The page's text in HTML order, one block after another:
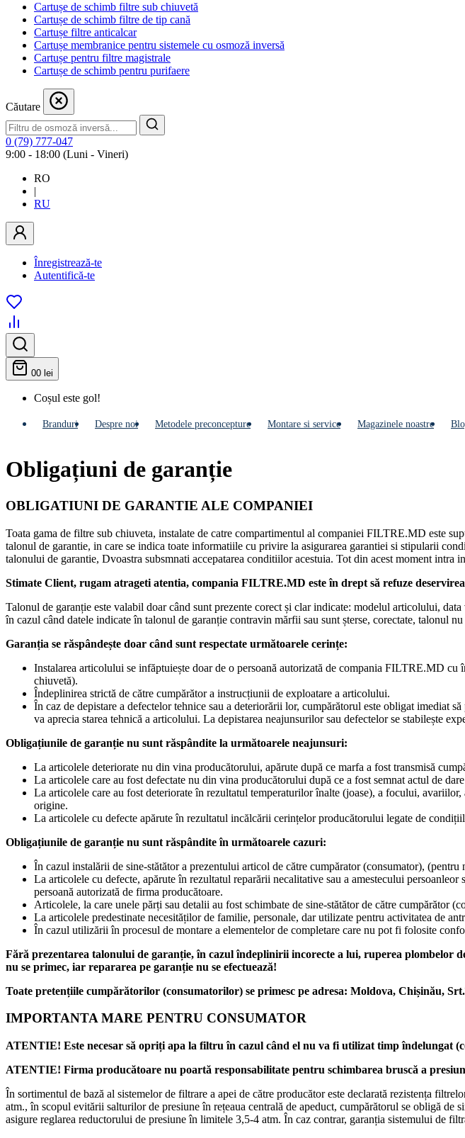
Cartușe de schimb filtre sub chiuvetă
Cartușe de schimb filtre de tip cană
Cartușe filtre anticalcar
Cartușe membranice pentru sistemele cu osmoză inversă
Cartușe pentru filtre magistrale
Cartușe de schimb pentru purifaere
Căutare
0 (79) 777-047
9:00 - 18:00 (Luni - Vineri)
RO
|
RU
Înregistrează-te
Autentifică-te
00 lei
Coșul este gol!
Branduri Despre noi Metodele preconcepture Montare si service Мagazinele noastre
Obligațiuni de garanție
OBLIGATIUNI DE GARANTIE ALE COMPANIEI
Toata gama de filtre sub chiuveta, instalate de catre compartimentul al companiei FILTRE.MD este
talonul de garantie, in care se indica toate informatiile cu privire la asigurarea garantiei si stipularii
talonului de garantie, Dvoastra subsmnati accepatarea conditiilor acestuia. Tot din acest moment intra
Stimate Client, rugam atrageti atentia, compania FILTRE.MD este în drept să refuze
Talonul de garanție este valabil doar când sunt prezente corect și clar indicate: modelul articolului,
în cazul când datele indicate în talonul de garanție contravin mărfii sau sunt șterse, corectate, talonul
Garanția se răspândește doar când sunt respectate următoarele cerințe:
Instalarea articolului se infăptuiește doar de o persoană autorizată de compania FILTRE.MD
chiuvetă).
Îndeplinirea strictă de către cumpărător a instrucțiunii de exploatare a articolului.
În caz de depistare a defectelor tehnice sau a deteriorării lor, cumpărătorul este obligat imediat
va aprecia starea tehnică a articolului. La depistarea neajunsurilor sau defectelor se stabilește
Obligațiunile de garanție nu sunt răspândite la următoarele neajunsuri:
La articolele deteriorate nu din vina producătorului, apărute după ce marfa a fost transmisă
La articolele care au fost defectate nu din vina producătorului după ce a fost semnat actul de
La articolele care au fost deteriorate în rezultatul temperaturilor înalte (joase), a focului,
origine.
La articolele cu defecte apărute în rezultatul incălcării cerințelor producătorului legate de
Obligațiunile de garanție nu sunt răspândite în următoarele cazuri:
În cazul instalării de sine-stătător a prezentului articol de către cumpărator (consumator), (pentru
La articolele cu defecte, apărute în rezultatul reparării necalitative sau a amestecului
persoană autorizată de firma producătoare.
Articolele, la care unele părți sau detalii au fost schimbate de sine-stătător de către cumpărător
La articolele predestinate necesităților de familie, personale, dar utilizate pentru activitatea de
În cazul utilizării în procesul de montare a elementelor de completare care nu pot fi folosite
Fără prezentarea talonului de garanție, în cazul îndeplinirii incorecte a lui, ruperea plombelor
nu se primec, iar repararea pe garanție nu se efectuează!
Toate pretențiile cumpărătorilor (consumatorilor) se primesc pe adresa: Moldova, Chișinău,
IMPORTANTA MARE PENTRU CONSUMATOR
ATENTIE! Este necesar să opriți apa la filtru în cazul când el nu va fi utilizat timp îndelungat
ATENTIE! Firma producătoare nu poartă responsabilitate pentru schimbarea bruscă a
În sortimentul de bază al sistemelor de filtrare a apei de către producător este declarată rezistența
atm., în scopul evitării salturilor de presiune în rețeaua centrală de apeduct, cumpărătorul se obligă
asigure reglarea reductorului de presiune în limitele 3,5-4 atm. În caz contrar, garanția sistemului de